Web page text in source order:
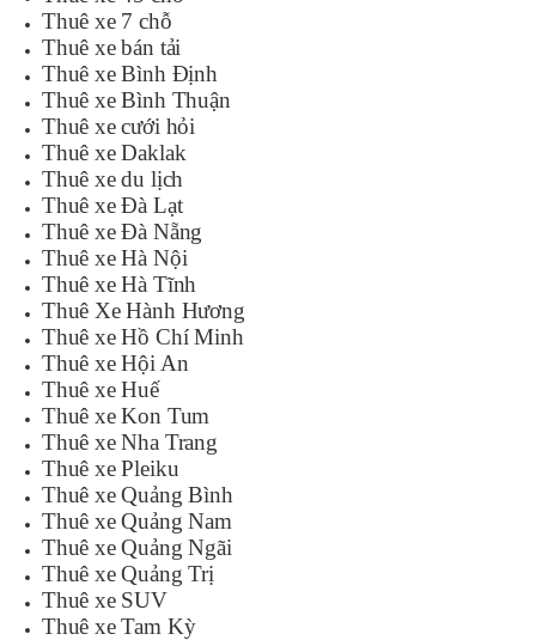
Thuê xe 7 chỗ
Thuê xe bán tải
Thuê xe Bình Định
Thuê xe Bình Thuận
Thuê xe cưới hỏi
Thuê xe Daklak
Thuê xe du lịch
Thuê xe Đà Lạt
Thuê xe Đà Nẵng
Thuê xe Hà Nội
Thuê xe Hà Tĩnh
Thuê Xe Hành Hương
Thuê xe Hồ Chí Minh
Thuê xe Hội An
Thuê xe Huế
Thuê xe Kon Tum
Thuê xe Nha Trang
Thuê xe Pleiku
Thuê xe Quảng Bình
Thuê xe Quảng Nam
Thuê xe Quảng Ngãi
Thuê xe Quảng Trị
Thuê xe SUV
Thuê xe Tam Kỳ